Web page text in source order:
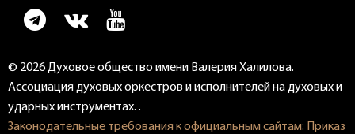
© 2026 Духовое общество имени Валерия Халилова.
Ассоциация духовых оркестров и исполнителей на духовых и
ударных инструментах. .
Законодательные требования к официальным сайтам: Приказ